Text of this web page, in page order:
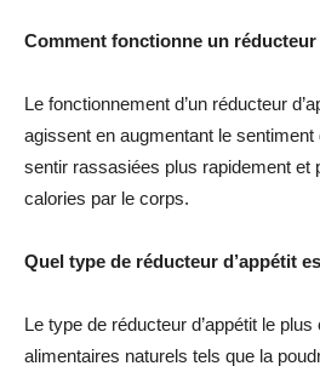
Comment fonctionne un réducteur
Le fonctionnement d’un réducteur
agissent en augmentant le
sentir rassasiées plus rapidement et
calories par le corps.
Quel type de réducteur d’appétit
Le type de réducteur d’appétit le
alimentaires naturels tels que la